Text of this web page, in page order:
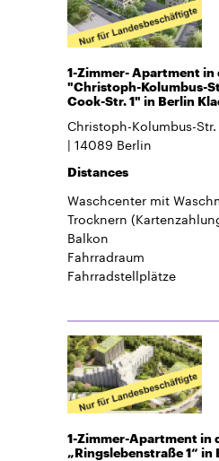
1-Zimmer- Apartment in
"Christoph-Kolumbus-
Cook-Str. 1" in Berlin
Christoph-Kolumbus-Str.
14089 Berlin
Distances
Waschcenter mit
Trocknern
Balkon
Fahrradraum
Fahrradstellplätze
1-Zimmer-Apartment in
„Ringslebenstraße 1“